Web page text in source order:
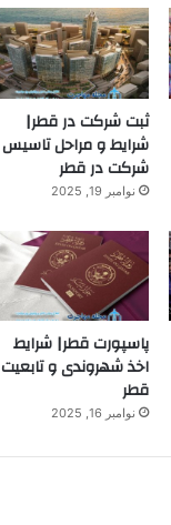
ثبت شرکت در قطر|
شرایط و مراحل تاسیس
شرکت در قطر
نوامبر 19, 2025
پاسپورت قطر| شرایط
اخذ شهروندی و تابعیت
قطر
نوامبر 16, 2025